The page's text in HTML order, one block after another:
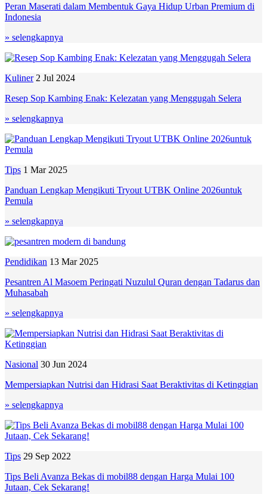
Peran Maserati dalam Membentuk Gaya Hidup Urban Premium di
Indonesia
» selengkapnya
Kuliner 2 Jul 2024
Resep Sop Kambing Enak: Kelezatan yang Menggugah Selera
» selengkapnya
Tips 1 Mar 2025
Panduan Lengkap Mengikuti Tryout UTBK Online 2026untuk
Pemula
» selengkapnya
Pendidikan 13 Mar 2025
Pesantren Al Masoem Peringati Nuzulul Quran dengan Tadarus dan
Muhasabah
» selengkapnya
Nasional 30 Jun 2024
Mempersiapkan Nutrisi dan Hidrasi Saat Beraktivitas di Ketinggian
» selengkapnya
Tips 29 Sep 2022
Tips Beli Avanza Bekas di mobil88 dengan Harga Mulai 100
Jutaan, Cek Sekarang!